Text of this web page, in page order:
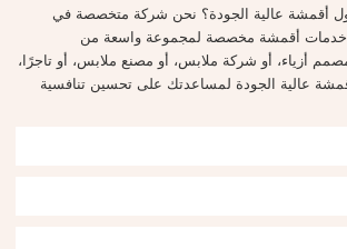
أقمشة عالية الجودة؟ نحن شركة متخصصة في
خدمات أقمشة مخصصة لمجموعة واسعة من
أزياء، أو شركة ملابس، أو مصنع ملابس، أو تاجرًا،
عالية الجودة لمساعدتك على تحسين تنافسية